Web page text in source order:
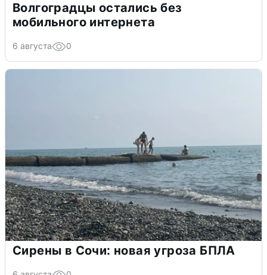
Волгоградцы остались без
мобильного интернета
6 августа 0
Сирены в Сочи: новая угроза БПЛА